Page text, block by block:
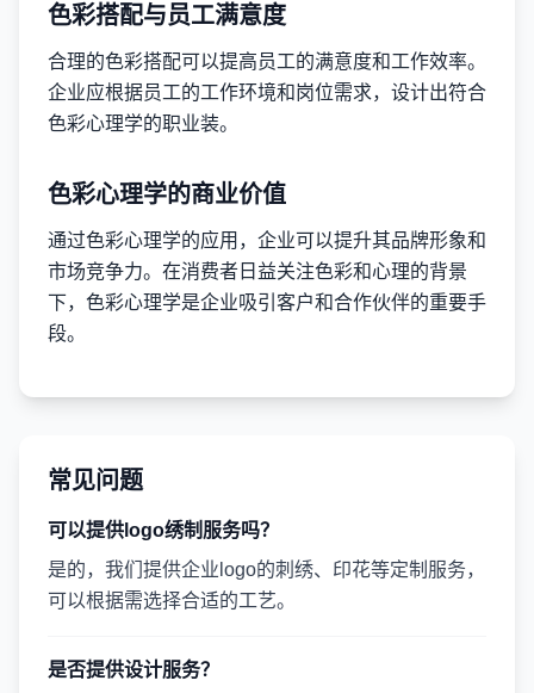
色彩搭配与员工满意度
合理的色彩搭配可以提高员工的满意度和工作效率。
企业应根据员工的工作环境和岗位需求，设计出符合
色彩心理学的职业装。
色彩心理学的商业价值
通过色彩心理学的应用，企业可以提升其品牌形象和
市场竞争力。在消费者日益关注色彩和心理的背景
下，色彩心理学是企业吸引客户和合作伙伴的重要手
段。
常见问题
可以提供logo绣制服务吗？
是的，我们提供企业logo的刺绣、印花等定制服务，
可以根据需选择合适的工艺。
是否提供设计服务？